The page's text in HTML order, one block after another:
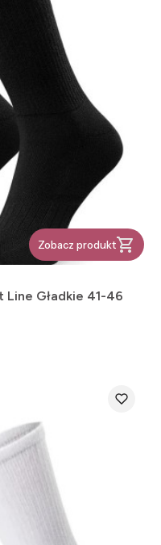
Zobacz produkt
Gładkie 41-46